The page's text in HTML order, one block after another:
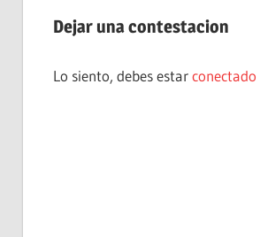
entradas
Dejar una contestacion
Lo siento, debes estarconectado